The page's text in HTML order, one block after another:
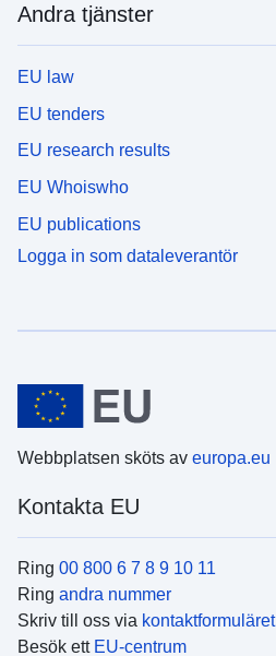
Andra tjänster
EU law
EU tenders
EU research results
EU Whoiswho
EU publications
Logga in som dataleverantör
Webbplatsen sköts av europa.eu
Kontakta EU
Ring 00 800 6 7 8 9 10 11
Ring andra nummer
Skriv till oss via kontaktformuläret
Besök ett EU-centrum